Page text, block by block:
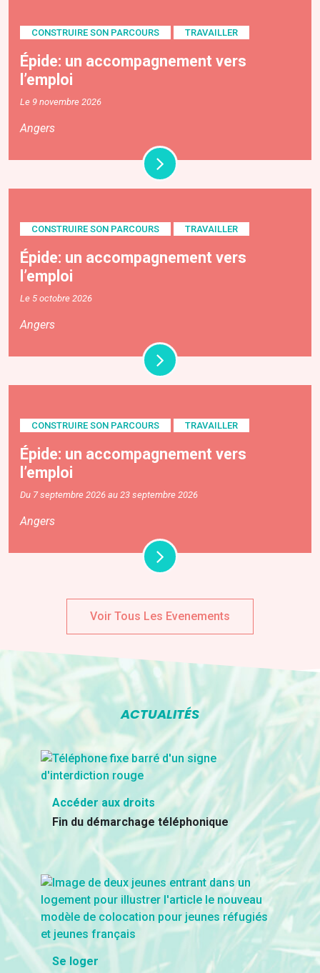
CONSTRUIRE SON PARCOURS TRAVAILLER
Épide: un accompagnement vers
l’emploi
Le 9 novembre 2026
Angers
CONSTRUIRE SON PARCOURS TRAVAILLER
Épide: un accompagnement vers
l’emploi
Le 5 octobre 2026
Angers
CONSTRUIRE SON PARCOURS TRAVAILLER
Épide: un accompagnement vers
l’emploi
Du 7 septembre 2026 au 23 septembre 2026
Angers
Voir Tous Les Evenements
ACTUALITÉS
Accéder aux droits
Fin du démarchage téléphonique
Se loger